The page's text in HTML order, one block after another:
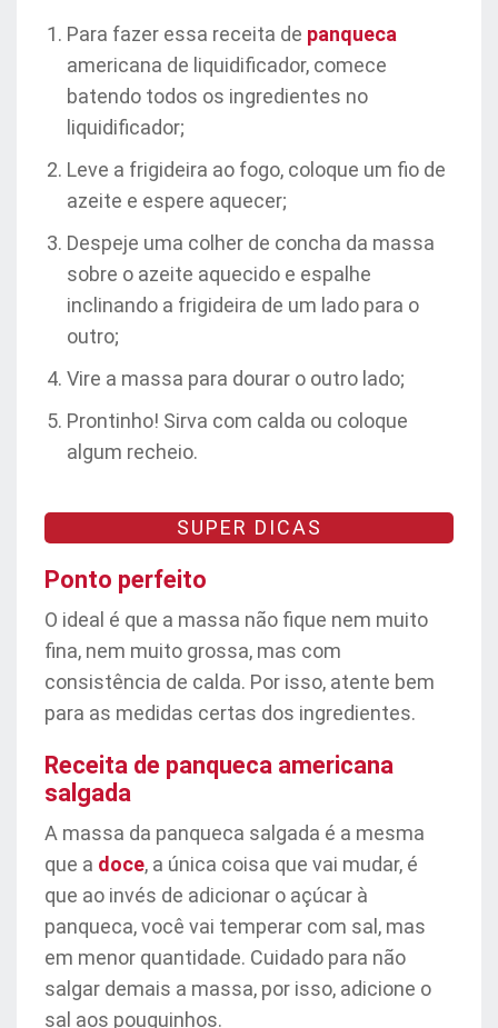
Para fazer essa receita de panqueca
americana de liquidificador, comece
batendo todos os ingredientes no
liquidificador;
Leve a frigideira ao fogo, coloque um fio de
azeite e espere aquecer;
Despeje uma colher de concha da massa
sobre o azeite aquecido e espalhe
inclinando a frigideira de um lado para o
outro;
Vire a massa para dourar o outro lado;
Prontinho! Sirva com calda ou coloque
algum recheio.
SUPER DICAS
Ponto perfeito
O ideal é que a massa não fique nem muito
fina, nem muito grossa, mas com
consistência de calda. Por isso, atente bem
para as medidas certas dos ingredientes.
Receita de panqueca americana
salgada
A massa da panqueca salgada é a mesma
que a doce, a única coisa que vai mudar, é
que ao invés de adicionar o açúcar à
panqueca, você vai temperar com sal, mas
em menor quantidade. Cuidado para não
salgar demais a massa, por isso, adicione o
sal aos pouquinhos.